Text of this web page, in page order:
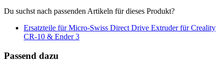
Du suchst nach passenden Artikeln für dieses Produkt?
Ersatzteile für Micro-Swiss Direct Drive Extruder für Creality
CR-10 & Ender 3
Passend dazu